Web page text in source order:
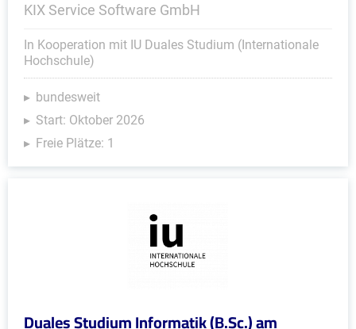
KIX Service Software GmbH
In Kooperation mit IU Duales Studium (Internationale
Hochschule)
bundesweit
Start: Oktober 2026
Freie Plätze: 1
Duales Studium Informatik (B.Sc.) am